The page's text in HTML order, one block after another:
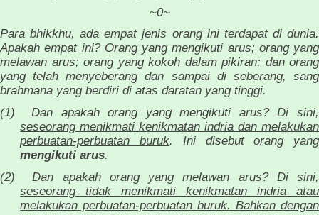
~0~
Para bhikkhu, ada empat jenis orang ini terdapat di dunia.
Apakah empat ini? Orang yang mengikuti arus; orang yang
melawan arus; orang yang kokoh dalam pikiran; dan orang
yang telah menyeberang dan sampai di seberang, sang
brahmana yang berdiri di atas daratan yang tinggi.
(1)
Dan apakah orang yang mengikuti arus? Di sini,
seseorang menikmati kenikmatan indria dan melakukan
perbuatan-perbuatan buruk. Ini disebut orang yang
mengikuti arus.
(2)
Dan apakah orang yang melawan arus? Di sini,
seseorang tidak menikmati kenikmatan indria atau
melakukan perbuatan-perbuatan buruk. Bahkan dengan